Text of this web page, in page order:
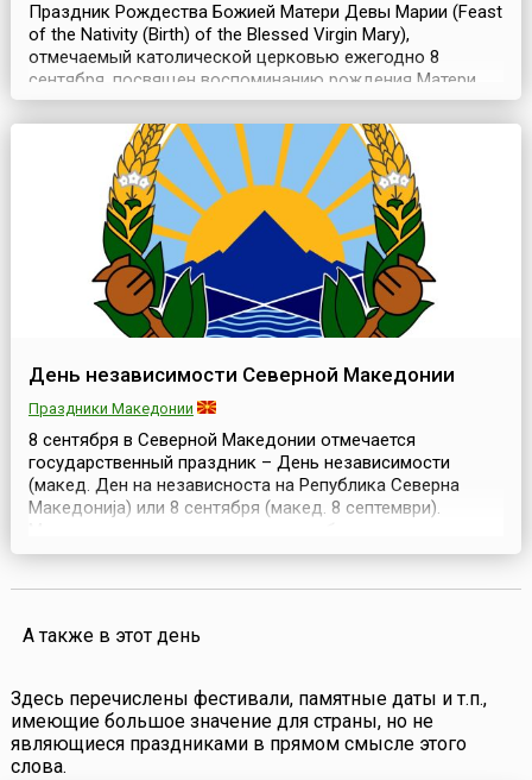
Праздник Рождества Божией Матери Девы Марии (Feast
of the Nativity (Birth) of the Blessed Virgin Mary),
отмечаемый католической церковью ежегодно 8
сентября, посвящен воспоминанию рождения Матери
Иисуса Христа — Пресвятой Девы Марии.В Новом
Завете содержится крайне мало сведений о жизни
Богородицы и событие, отмечаемое в этот день,
зафиксировано только в церковном предании.В
предании сообщ...
День независимости Северной Македонии
Праздники Македонии
8 сентября в Северной Македонии отмечается
государственный праздник – День независимости
(макед. Ден на независноста на Република Северна
Македонија) или 8 сентября (макед. 8 септември).
результате распада Югославии.Декларация
А также в этот день
Здесь перечислены фестивали, памятные даты и т.п.,
имеющие большое значение для страны, но не
являющиеся праздниками в прямом смысле этого
слова.